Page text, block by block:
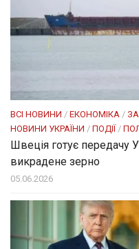
ВСІ НОВИНИ / ЕКОНОМІКА /
НОВИНИ УКРАЇНИ / ПОДІЇ/
Швеція готує передачу
викрадене зерно
05.06.2026